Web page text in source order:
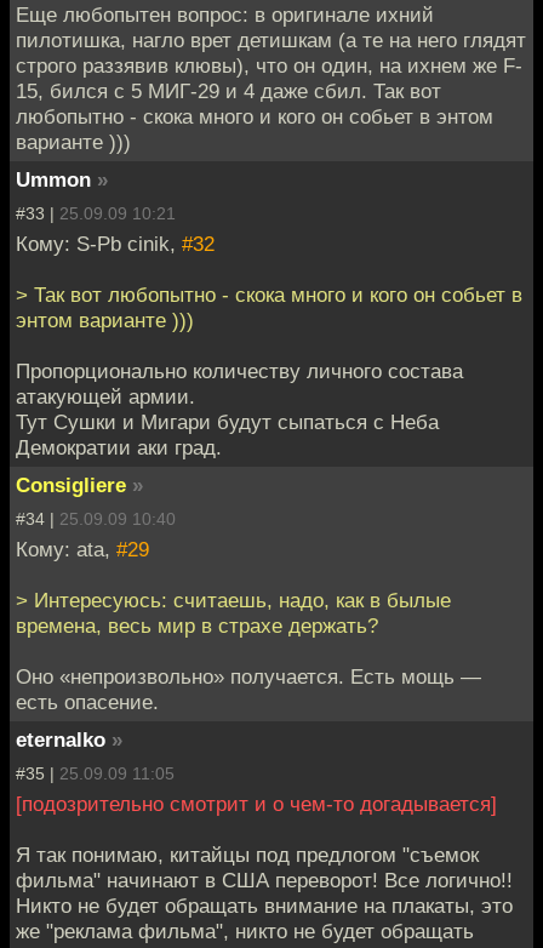
Еще любопытен вопрос: в оригинале ихний
пилотишка, нагло врет детишкам (а те на него глядят
строго раззявив клювы), что он один, на ихнем же F-
15, бился с 5 МИГ-29 и 4 даже сбил. Так вот
любопытно - скока много и кого он собьет в энтом
варианте )))
Ummon »
#33 | 25.09.09 10:21
Кому: S-Pb cinik, #32
> Так вот любопытно - скока много и кого он собьет в
энтом варианте )))
Пропорционально количеству личного состава
атакующей армии.
Тут Сушки и Мигари будут сыпаться с Неба
Демократии аки град.
Consigliere »
#34 | 25.09.09 10:40
Кому: ata, #29
> Интересуюсь: считаешь, надо, как в былые
времена, весь мир в страхе держать?
Оно «непроизвольно» получается. Есть мощь —
есть опасение.
eternalko »
#35 | 25.09.09 11:05
[подозрительно смотрит и о чем-то догадывается]
Я так понимаю, китайцы под предлогом "съемок
фильма" начинают в США переворот! Все логично!!
Никто не будет обращать внимание на плакаты, это
же "реклама фильма", никто не будет обращать